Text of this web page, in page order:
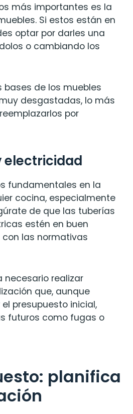
más importantes es la
Si estos están en
optar por darles una
o cambiando los
bases de los muebles
desgastadas, lo más
por
electricidad
fundamentales en la
cocina, especialmente
de que las tuberías
estén en buen
las normativas
necesario realizar
que, aunque
presupuesto inicial,
futuros como fugas o
planifica